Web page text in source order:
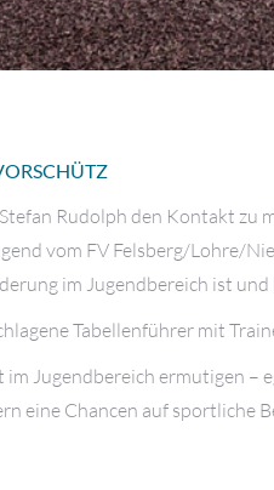
Rudolph den Kontakt zu
vom FV Felsberg/Lohre/
im Jugendbereich ist und
Tabellenführer mit
Jugendbereich ermutigen –
eine Chancen auf sportliche